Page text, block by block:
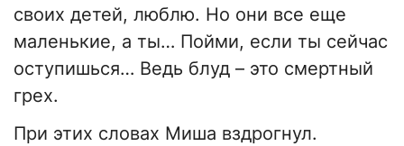
своих детей, люблю. Но они все еще
маленькие, а ты… Пойми, если ты сейчас
оступишься… Ведь блуд – это смертный
грех.
При этих словах Миша вздрогнул.